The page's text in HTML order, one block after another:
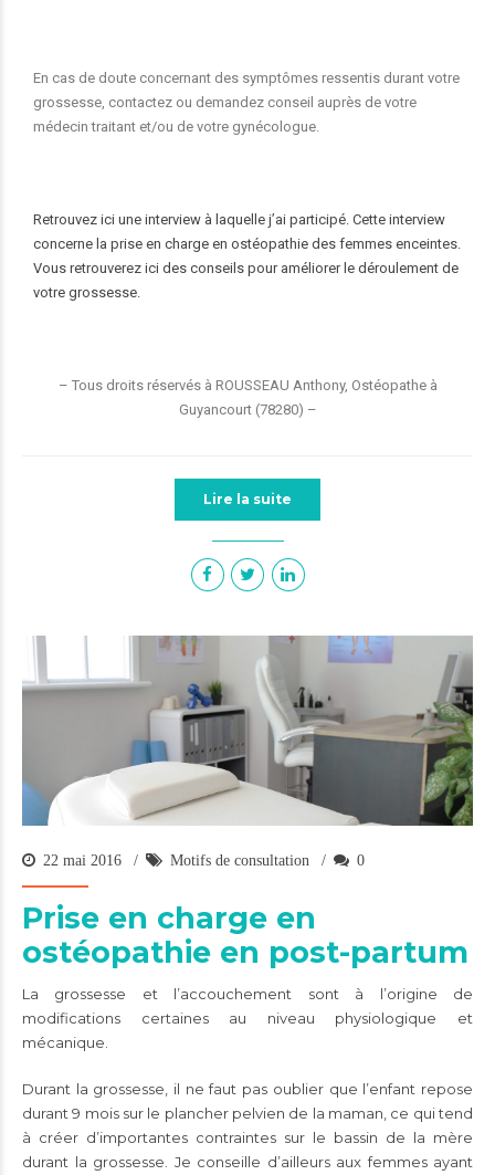
En cas de doute concernant des symptômes ressentis durant votre
grossesse, contactez ou demandez conseil auprès de votre
médecin traitant et/ou de votre gynécologue.
Retrouvez ici une interview à laquelle j’ai participé. Cette interview
concerne la prise en charge en ostéopathie des femmes enceintes.
Vous retrouverez ici des conseils pour améliorer le déroulement de
votre grossesse.
– Tous droits réservés à ROUSSEAU Anthony, Ostéopathe à
Guyancourt (78280) –
Lire la suite
22 mai 2016 Motifs de consultation 0
Prise en charge en
ostéopathie en post-partum
La grossesse et l’accouchement sont à l’origine de
modifications certaines au niveau physiologique et
mécanique.
Durant la grossesse, il ne faut pas oublier que l’enfant repose
durant 9 mois sur le plancher pelvien de la maman, ce qui tend
à créer d’importantes contraintes sur le bassin de la mère
durant la grossesse. Je conseille d’ailleurs aux femmes ayant